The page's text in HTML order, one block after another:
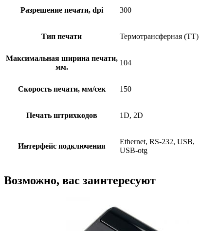
Разрешение печати, dpi 300
Тип печати Термотрансферная (TT)
Максимальная ширина печати,
мм.
104
Скорость печати, мм/сек 150
Печать штрихкодов 1D, 2D
Интерфейс подключения
Ethernet, RS-232, USB,
USB-otg
Возможно, вас заинтересуют